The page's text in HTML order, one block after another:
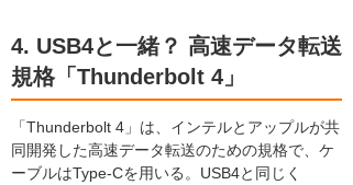
4. USB4と一緒？ 高速データ転送
規格「Thunderbolt 4」
「Thunderbolt 4」は、インテルとアップルが共
同開発した高速データ転送のための規格で、ケ
ーブルはType-Cを用いる。USB4と同じく